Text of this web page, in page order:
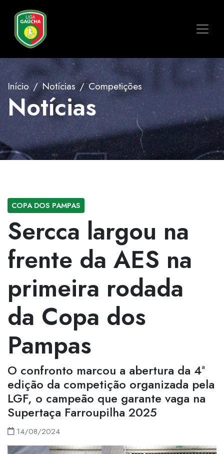
Início Notícias Competições
Notícias
COPA DOS PAMPAS
Sercca largou na
frente da AES na
primeira rodada
da Copa dos
Pampas
O confronto marcou a abertura da 4ª
edição da competição organizada pela
LGF, o campeão que garante vaga na
Supertaça Farroupilha 2025
14/08/2024